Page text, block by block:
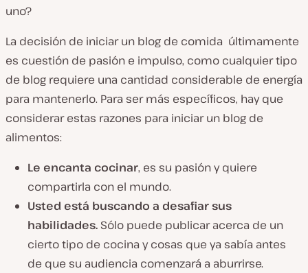
uno?
La decisión de iniciar un blog de comida últimamente
es cuestión de pasión e impulso, como cualquier tipo
de blog requiere una cantidad considerable de energía
para mantenerlo. Para ser más específicos, hay que
considerar estas razones para iniciar un blog de
alimentos:
Le encanta cocinar, es su pasión y quiere
compartirla con el mundo.
Usted está buscando a desafiar sus
habilidades. Sólo puede publicar acerca de un
cierto tipo de cocina y cosas que ya sabía antes
de que su audiencia comenzará a aburrirse.